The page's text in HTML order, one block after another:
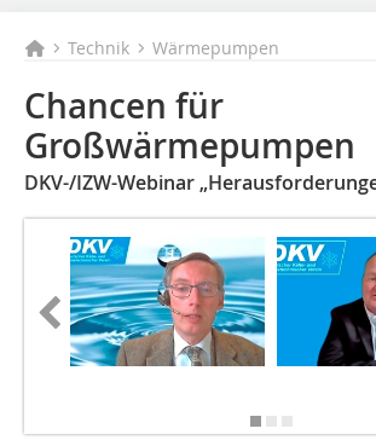
Technik Wärmepumpen
Chancen für
Großwärmepumpen
DKV-/IZW-Webinar